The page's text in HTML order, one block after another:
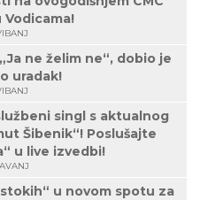
ne želim ne“, dobio je
uradak!
singl s aktualnog
Šibenik“! Poslušajte
u live izvedbi!
u novom spotu za